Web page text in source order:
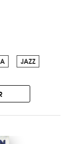
JAZZ